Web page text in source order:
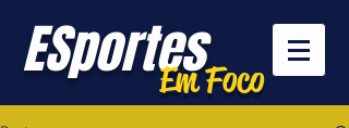
ESportesEm Foco